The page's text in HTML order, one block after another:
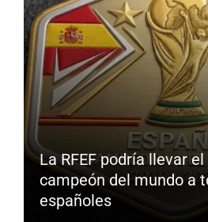
La RFEF podría llevar
campeón del mundo a
españoles